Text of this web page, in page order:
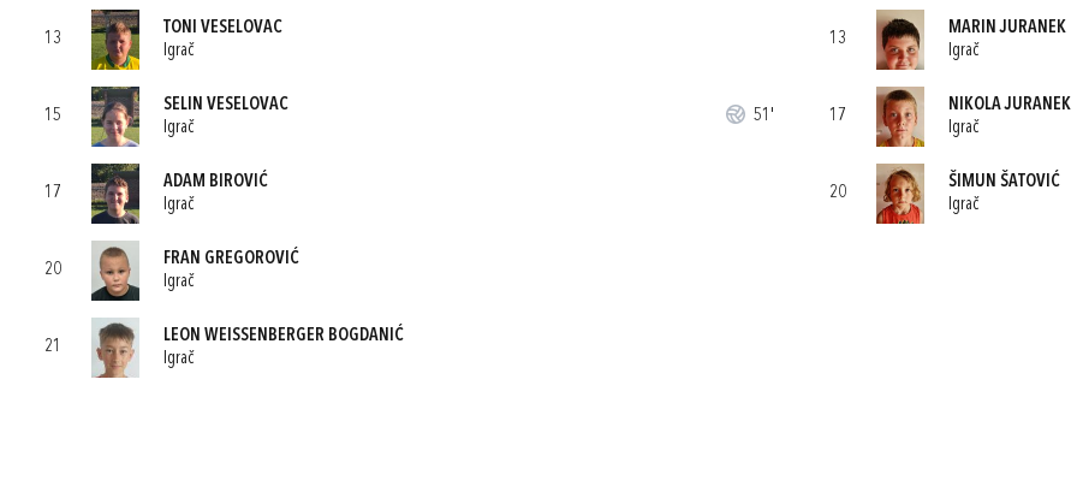
13
TONI VESELOVAC
Igrač
15
SELIN VESELOVAC
Igrač
51'
17
ADAM BIROVIĆ
Igrač
20
FRAN GREGOROVIĆ
Igrač
21
LEON WEISSENBERGER BOGDANIĆ
Igrač
13
MARIN JURANEK
Igrač
17
NIKOLA JURANEK
Igrač
20
ŠIMUN ŠATOVIĆ
Igrač